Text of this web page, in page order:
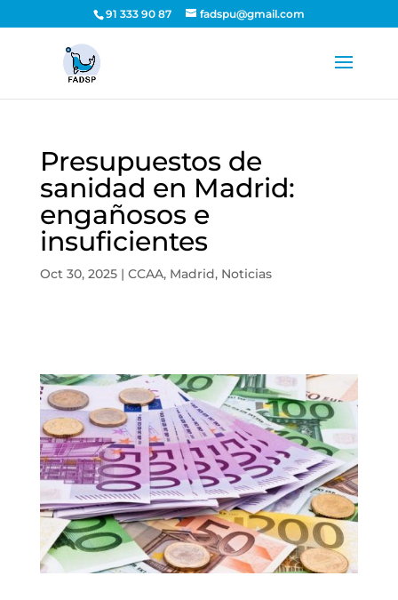
91 333 90 87 fadspu@gmail.com
Presupuestos de
sanidad en Madrid:
engañosos e
insuficientes
Oct 30, 2025| CCAA, Madrid, Noticias